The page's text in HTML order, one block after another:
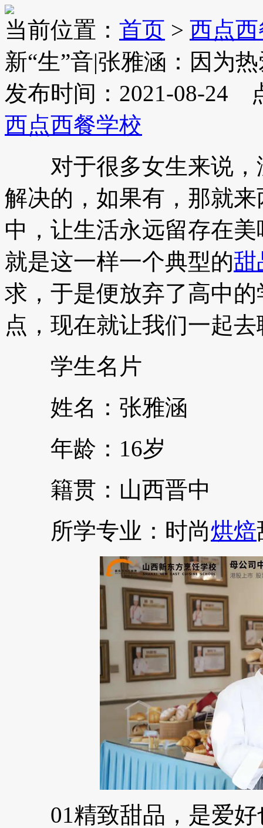
当前位置： 首页 > 西点
新“生”音|张雅涵：因为
发布时间：2021-08-24
西点西餐学校
对于很多女生来说，
解决的，如果有，那就
中，让生活永远留存在
就是这一样一个典型的甜
求，于是便放弃了高中
点，现在就让我们一起
学生名片
姓名：张雅涵
年龄：16岁
籍贯：山西晋中
所学专业：时尚烘焙
01精致甜品，是爱好